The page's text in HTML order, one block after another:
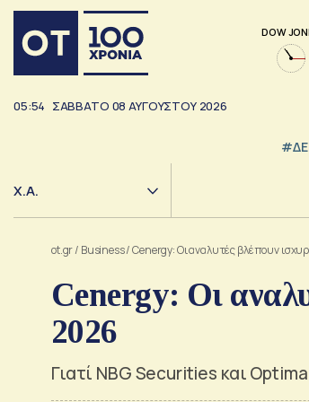
DOW
05:54 ΣΑΒΒΑΤΟ 08 ΑΥΓΟΥΣΤΟΥ 2026
Χ.Α.
ot.gr/ Business/Cenergy: Οι αναλυτές βλέπουν
Cenergy: Οι
2026
Γιατί NBG Securities και